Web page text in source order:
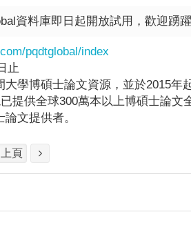
資料庫即日起開放試用，歡迎踴躍
pqdtglobal/index
止
學博碩士論文資源，並於2015年
提供全球300萬本以上博碩士論文
文提供者。
頁